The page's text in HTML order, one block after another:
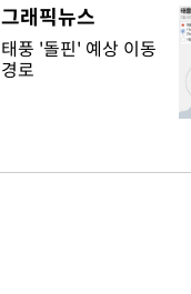
그래픽뉴스
태풍 '돌핀' 예상 이동
경로